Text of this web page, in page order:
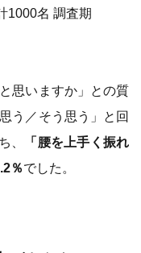
1000名 調査期
思いますか」との質
う／そう思う」と回
、
「腰を上手く振れ
％でした。